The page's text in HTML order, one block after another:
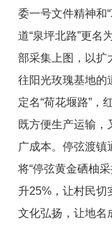
委一号文件精神和
道“泉坪北路”更名
部采集上图，以扩
往阳光玫瑰基地的
定名“荷花堰路”，
既方便生产运输，
广成本。停弦渡镇
将“停弦黄金硒柚
升25%，让村民切
文化弘扬，让地名